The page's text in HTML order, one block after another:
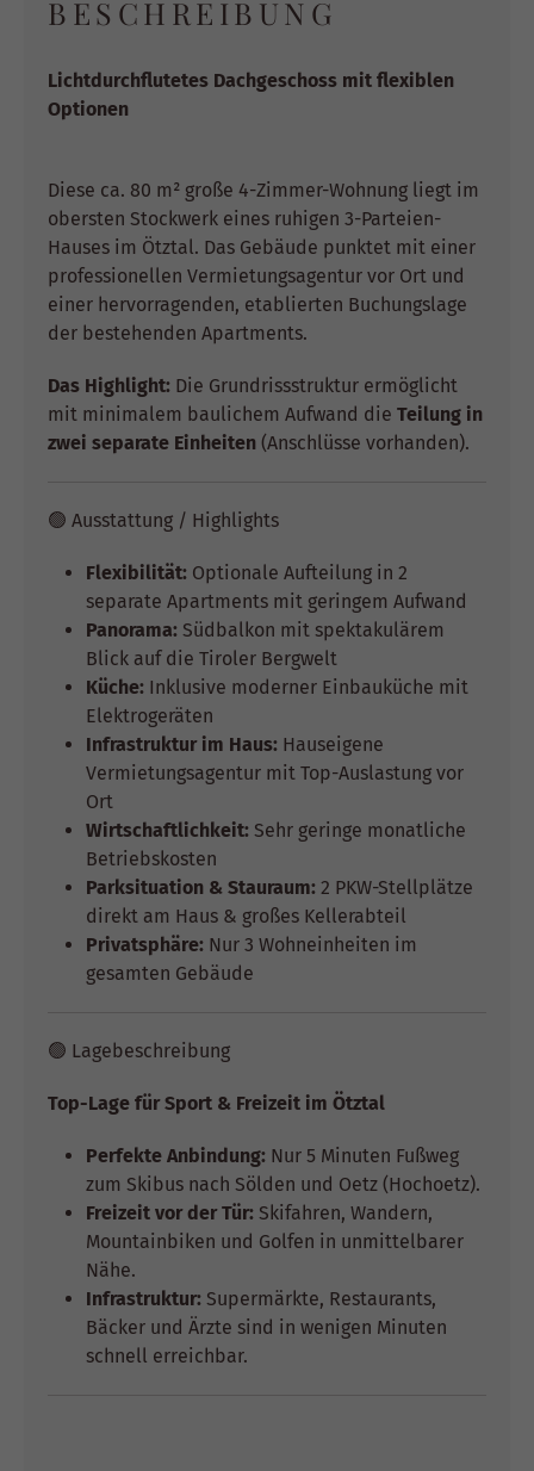
BESCHREIBUNG
Lichtdurchflutetes Dachgeschoss mit flexiblen
Optionen
Diese ca. 80 m² große 4-Zimmer-Wohnung liegt im
obersten Stockwerk eines ruhigen 3-Parteien-
Hauses im Ötztal. Das Gebäude punktet mit einer
professionellen Vermietungsagentur vor Ort und
einer hervorragenden, etablierten Buchungslage
der bestehenden Apartments.
Das Highlight: Die Grundrissstruktur ermöglicht
mit minimalem baulichem Aufwand die Teilung in
zwei separate Einheiten (Anschlüsse vorhanden).
🟢 Ausstattung / Highlights
Flexibilität: Optionale Aufteilung in 2
separate Apartments mit geringem Aufwand
Panorama: Südbalkon mit spektakulärem
Blick auf die Tiroler Bergwelt
Küche: Inklusive moderner Einbauküche mit
Elektrogeräten
Infrastruktur im Haus: Hauseigene
Vermietungsagentur mit Top-Auslastung vor
Ort
Wirtschaftlichkeit: Sehr geringe monatliche
Betriebskosten
Parksituation & Stauraum: 2 PKW-Stellplätze
direkt am Haus & großes Kellerabteil
Privatsphäre: Nur 3 Wohneinheiten im
gesamten Gebäude
🟢 Lagebeschreibung
Top-Lage für Sport & Freizeit im Ötztal
Perfekte Anbindung: Nur 5 Minuten Fußweg
zum Skibus nach Sölden und Oetz (Hochoetz).
Freizeit vor der Tür: Skifahren, Wandern,
Mountainbiken und Golfen in unmittelbarer
Nähe.
Infrastruktur: Supermärkte, Restaurants,
Bäcker und Ärzte sind in wenigen Minuten
schnell erreichbar.